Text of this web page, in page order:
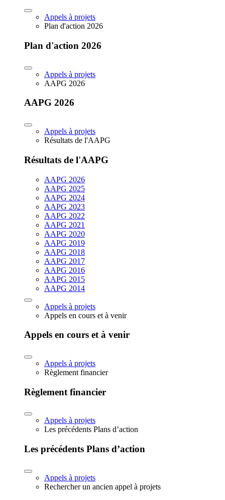
Appels à projets
Plan d'action 2026
Plan d'action 2026
Appels à projets
AAPG 2026
AAPG 2026
Appels à projets
Résultats de l'AAPG
Résultats de l'AAPG
AAPG 2026
AAPG 2025
AAPG 2024
AAPG 2023
AAPG 2022
AAPG 2021
AAPG 2020
AAPG 2019
AAPG 2018
AAPG 2017
AAPG 2016
AAPG 2015
AAPG 2014
Appels à projets
Appels en cours et à venir
Appels en cours et à venir
Appels à projets
Règlement financier
Règlement financier
Appels à projets
Les précédents Plans d’action
Les précédents Plans d’action
Appels à projets
Rechercher un ancien appel à projets